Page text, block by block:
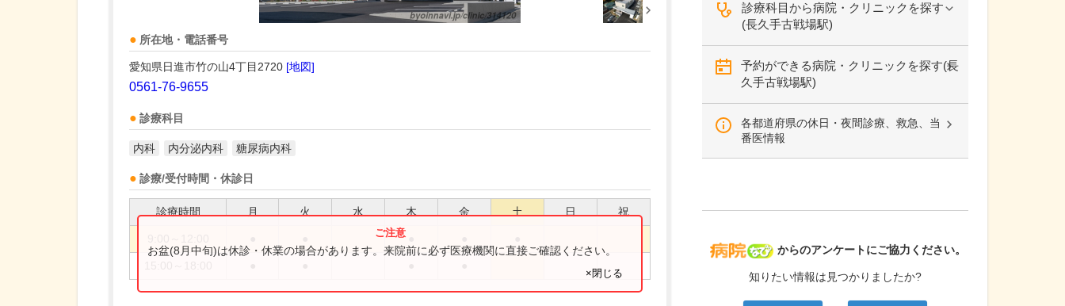
所在地・電話番号
愛知県日進市竹の山4丁目2720 [地図]
0561-76-9655
診療科目
内科 内分泌内科 糖尿病内科
診療/受付時間・休診日
診療時間 月 火 水 木 金 土 日 祝
お盆(8月中旬)は休診・休業の場合があります。来院前に必ず医療機関に直接ご確認ください。
×閉じる
診療科目から病院・クリニックを探す
(長久手古戦場駅)
予約ができる病院・クリニックを探す(長
久手古戦場駅)
各都道府県の休日・夜間診療、救急、当
番医情報
病院なび
からのアンケートにご協力ください。
知りたい情報は見つかりましたか?